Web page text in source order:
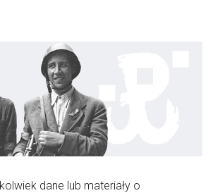
dane lub materiały o